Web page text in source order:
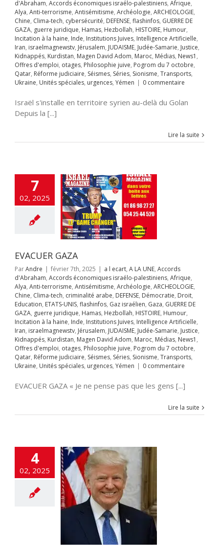
Adom Maroc
News1 Offres
otages
juive Pogrom
Qatar
judiciaire
Séries Sionisme
Ukraine
Unités
urgences Yémen
d'Abraham, Accords économiques israélo-palestiniens, Afrique,
Alya, Anti-terrorisme, Antisémitisme, Archéologie, ARCHEOLOGIE,
Chine, Clima-tech, cybersécurité, DEFENSE, flashinfos, GUERRE DE
GAZA, guerre juridique, Hamas, Hezbollah, HISTOIRE, Humour,
Incitation à la haine, Inde, Institutions Juives, Intelligence Artificielle,
Iran, israelmagnewstv, Jérusalem, JUDAISME, Judée-Samarie, Justice,
Kidnappés, Kurdistan, Magen David Adom, Maroc, Médias, News1 ,
Offres d'emploi, otages, Philosophie juive, Pogrom du 7 octobre,
Qatar, Réforme judiciaire, Séismes, Séries, Sionisme, Transports,
Ukraine, Unités spéciales, urgences, Yémen | 0 commentaire
Israël s'installe en territoire syrien au-delà du Golan
Depuis la [...]
Lire la suite
7
02, 2025
GAZA
LA UNE Accords
israélo-
Alya
terrorisme
Chine
ETATS-UNIS
Gaz israélien
DE GAZA
Hamas
HISTOIRE
Incitation à la
JUDAISME
Justice
Kurdistan
Adom Maroc
News1 Offres
otages
juive Pogrom
Qatar
judiciaire
Séries Sionisme
Ukraine Unités
urgences Yémen
EVACUER GAZA
ParAndre | février 7th, 2025 | a l ecart, A LA UNE, Accords
d'Abraham, Accords économiques israélo-palestiniens, Afrique,
Alya, Anti-terrorisme, Antisémitisme, Archéologie, ARCHEOLOGIE,
Chine, Clima-tech, criminalité arabe, DEFENSE, Démocratie, Droit,
Education, ETATS-UNIS, flashinfos, Gaz israélien, Gaza, GUERRE DE
GAZA, guerre juridique, Hamas, Hezbollah, HISTOIRE, Humour,
Incitation à la haine, Inde, Institutions Juives, Intelligence Artificielle,
Iran, israelmagnewstv, Jérusalem, JUDAISME, Judée-Samarie, Justice,
Kidnappés, Kurdistan, Magen David Adom, Maroc, Médias, News1 ,
Offres d'emploi, otages, Philosophie juive, Pogrom du 7 octobre,
Qatar, Réforme judiciaire, Séismes, Séries, Sionisme, Transports,
Ukraine, Unités spéciales, urgences, Yémen | 0 commentaire
EVACUER GAZA « Je ne pense pas que les gens [...]
Lire la suite
4
02, 2025
DE «L’ELU»
LA SCENE
LA UNE Accords
Chine
Education
Elimination
Volant sans
Gaz israélien
DE GAZA